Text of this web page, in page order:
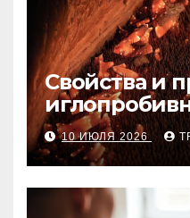
Свойства и
матов
10 ИЮЛЯ 2026